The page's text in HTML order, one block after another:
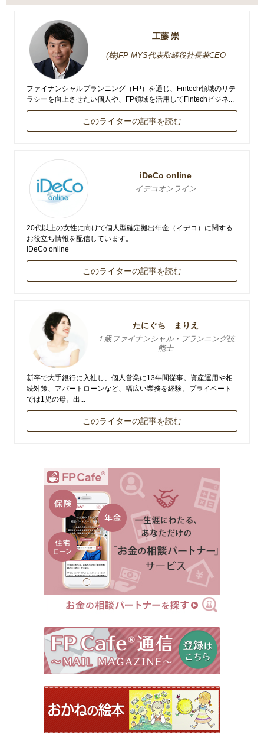
工藤 崇
(株)FP-MYS代表取締役社長兼CEO
ファイナンシャルプランニング（FP）を通じ、Fintech領域のリテ
ラシーを向上させたい個人や、FP領域を活用してFintechビジネ...
このライターの記事を読む
iDeCo online
イデコオンライン
20代以上の女性に向けて個人型確定拠出年金（イデコ）に関する
お役立ち情報を配信しています。
iDeCo online
このライターの記事を読む
たにぐち まりえ
１級ファイナンシャル・プランニング技
能士
新卒で大手銀行に入社し、個人営業に13年間従事。資産運用や相
続対策、アパートローンなど、幅広い業務を経験。プライベート
では1児の母。出...
このライターの記事を読む